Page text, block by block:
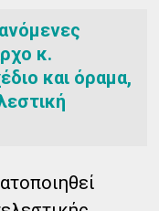
κ.
και όραμα,